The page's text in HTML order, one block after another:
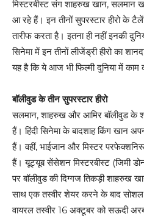
मिस्टरबीस्ट संग शाहरुख खान,
आ रहे हैं। इन तीनों सुपरस्टार हीरो के
तारीफ करता है। इतना ही नहीं इनकी
सिनेमा में इन तीनों लीजेंड्री हीरो का
यह है कि ये आज भी फिल्मी दुनिया में काम
बॉलीवुड के तीन सुपरस्टार हीरो
सलमान, शाहरुख और आमिर बॉलीवुड के
हैं। हिंदी सिनेमा के बादशाह किंग खान
हैं। वहीं, भाईजान और मिस्टर
हैं। यूट्यूब सेंसेशन मिस्टरबीस्ट (जिमी
पर बॉलीवुड की दिग्गज तिकड़ी
साथ एक तस्वीर शेयर करने के बाद सोशल
वायरल तस्वीर 16 अक्टूबर को सऊदी